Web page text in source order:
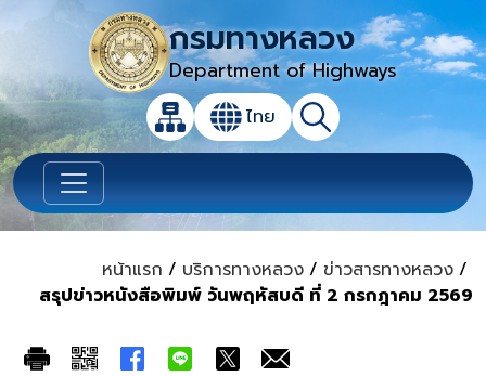
กรมทางหลวง
Department of Highways
แผนผังเว็บไซต์
เปลี่ยนภาษา
ไทย ค้นหา
เปิดกล่องค้นหาข้อมูลหลักของเว็บไซต์
หน้าแรก / บริการทางหลวง / ข่าวสารทางหลวง /
สรุปข่าวหนังสือพิมพ์ วันพฤหัสบดี ที่ 2 กรกฎาคม 2569